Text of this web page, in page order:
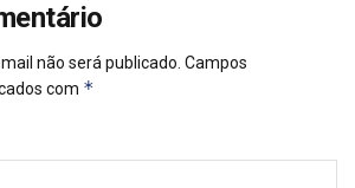
não será publicado. Campos
com *